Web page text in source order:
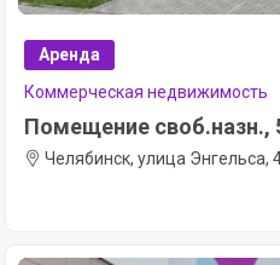
Аренда
Коммерческая недвижимость
Помещение своб.назн.,
Челябинск, улица Энгельса,